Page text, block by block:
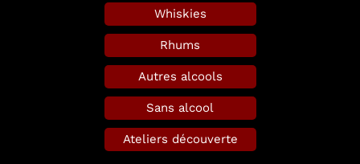
Whiskies
Rhums
Autres alcools
Sans alcool
Ateliers découverte